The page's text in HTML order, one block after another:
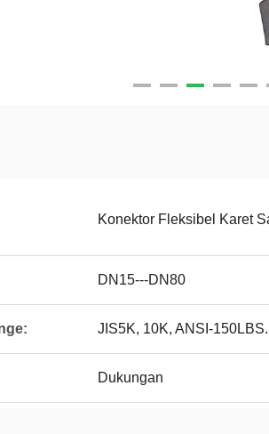
Konektor Fleksibel Karet
DN15---DN80
JIS5K, 10K, ANSI-
Dukungan